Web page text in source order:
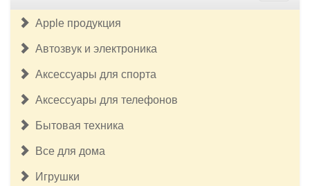
Apple продукция
Автозвук и электроника
Аксессуары для спорта
Аксессуары для телефонов
Бытовая техника
Все для дома
Игрушки